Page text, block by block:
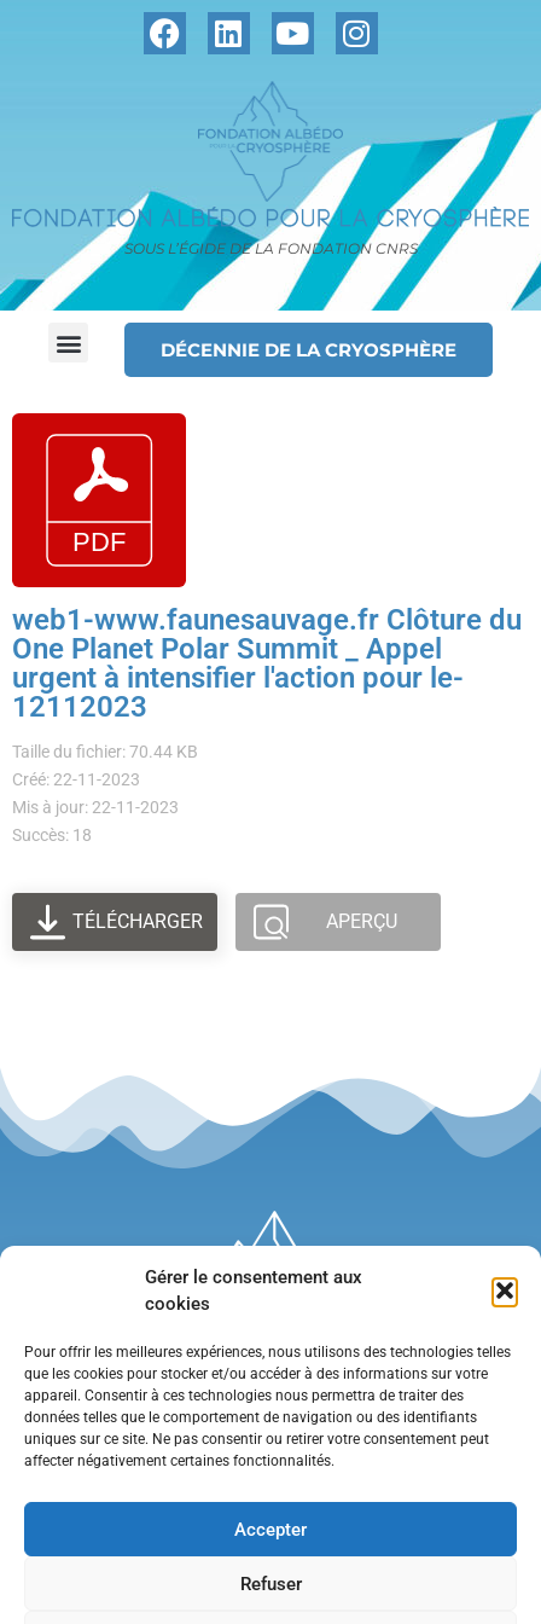
Gérer le consentement aux
cookies
Pour offrir les meilleures expériences, nous utilisons des technologies telles
que les cookies pour stocker et/ou accéder à des informations sur votre
appareil. Consentir à ces technologies nous permettra de traiter des
données telles que le comportement de navigation ou des identifiants
uniques sur ce site. Ne pas consentir ou retirer votre consentement peut
affecter négativement certaines fonctionnalités.
Accepter
Refuser
SOUS L’ÉGIDE DE LA FONDATION CNRS
DÉCENNIE DE LA CRYOSPHÈRE
web1-www.faunesauvage.fr Clôture du
One Planet Polar Summit _ Appel
urgent à intensifier l'action pour le-
12112023
Taille du fichier: 70.44 KB
Créé: 22-11-2023
Mis à jour: 22-11-2023
Succès: 18
TÉLÉCHARGER APERÇU
•Contact